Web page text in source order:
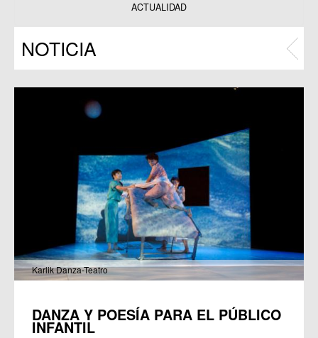
Programas
ACTUALIDAD
NOTICIA
Karlik Danza-Teatro
DANZA Y POESÍA PARA EL PÚBLICO
INFANTIL